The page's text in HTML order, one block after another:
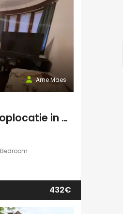
Arne Maes
Bemeubeld kot op toplocatie in centrum Mechelen met privédouche, dakterras en lavabo
Bedroom
432€